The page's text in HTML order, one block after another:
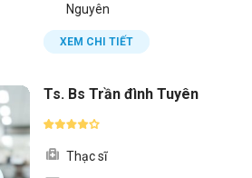
Nguyên
XEM CHI TIẾT
Ts. Bs Trần đình Tuyên
Thạc sĩ